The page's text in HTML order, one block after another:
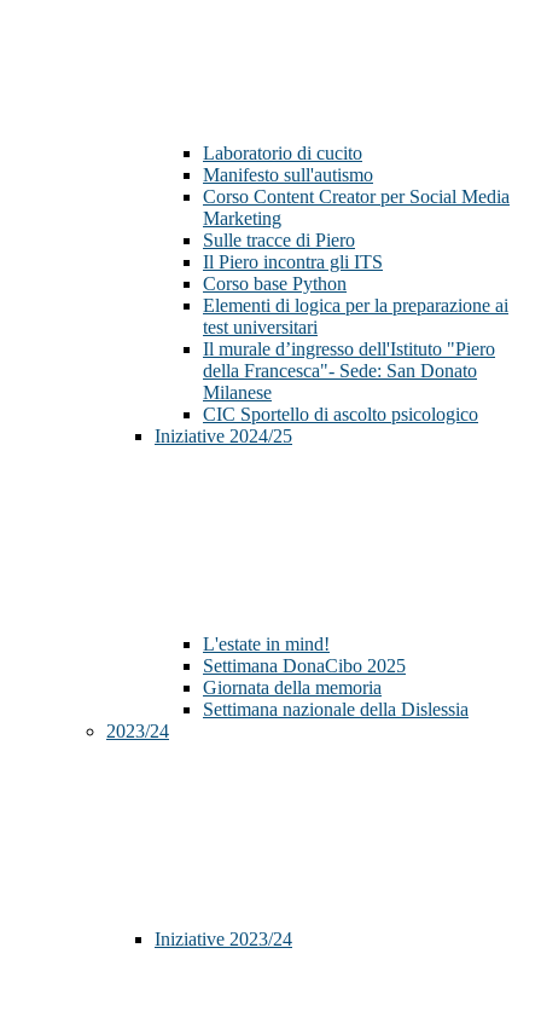
Laboratorio di cucito
Manifesto sull'autismo
Corso Content Creator per Social Media
Marketing
Sulle tracce di Piero
Il Piero incontra gli ITS
Corso base Python
Elementi di logica per la preparazione ai
test universitari
Il murale d’ingresso dell'Istituto "Piero
della Francesca"- Sede: San Donato
Milanese
CIC Sportello di ascolto psicologico
Iniziative 2024/25
L'estate in mind!
Settimana DonaCibo 2025
Giornata della memoria
Settimana nazionale della Dislessia
2023/24
Iniziative 2023/24